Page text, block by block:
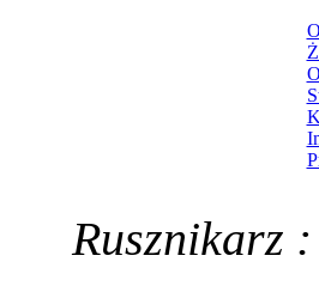
Rusznikarz :